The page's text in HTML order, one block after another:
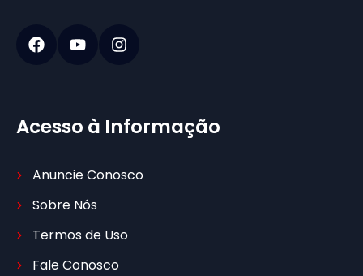
Acesso à Informação
Anuncie Conosco
Sobre Nós
Termos de Uso
Fale Conosco